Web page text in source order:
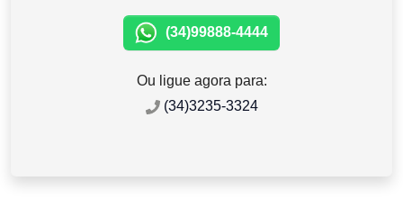
(34)99888-4444
Ou ligue agora para:
(34)3235-3324